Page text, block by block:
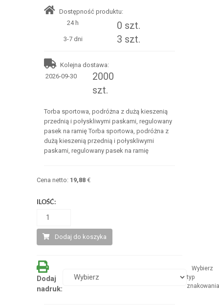
Dostępność produktu:
24 h
0 szt.
3-7 dni 3 szt.
Kolejna dostawa:
2026-09-30
2000
szt.
Torba sportowa, podróżna z dużą kieszenią
przednią i połyskliwymi paskami, regulowany
pasek na ramię Torba sportowa, podróżna z
dużą kieszenią przednią i połyskliwymi
paskami, regulowany pasek na ramię
Cena netto: 19,88€
ILOŚĆ:
Dodaj do koszyka
Dodaj
nadruk:
Wybierz
typ
znakowania